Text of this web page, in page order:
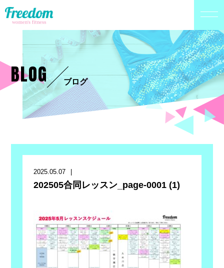
BLOG ブログ
2025.05.07
202505合同レッスン_page-0001 (1)